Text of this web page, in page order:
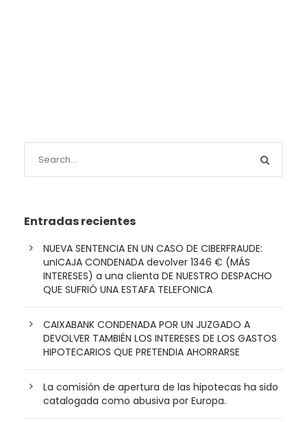
Entradas recientes
NUEVA SENTENCIA EN UN CASO DE CIBERFRAUDE:
unICAJA CONDENADA devolver 1346 € (MÁS
INTERESES) a una clienta DE NUESTRO DESPACHO
QUE SUFRIÓ UNA ESTAFA TELEFONICA
CAIXABANK CONDENADA POR UN JUZGADO A
DEVOLVER TAMBIÉN LOS INTERESES DE LOS GASTOS
HIPOTECARIOS QUE PRETENDIA AHORRARSE
La comisión de apertura de las hipotecas ha sido
catalogada como abusiva por Europa.